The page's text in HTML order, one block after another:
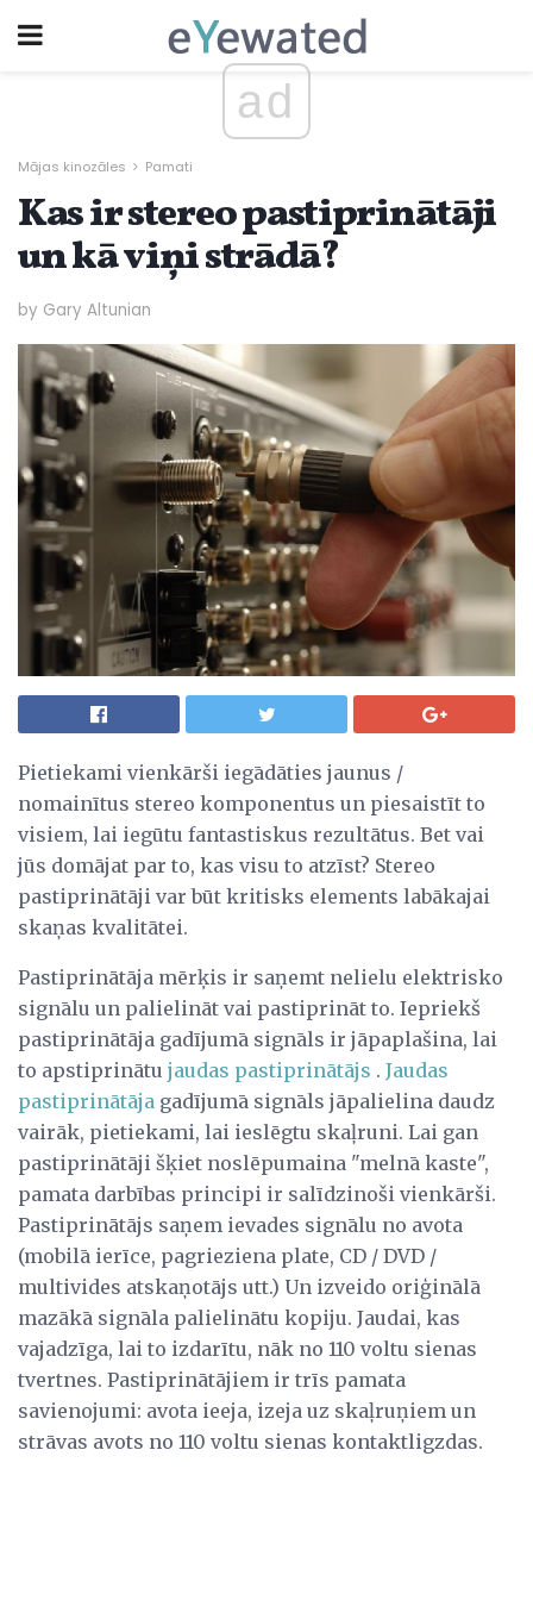
ad
Mājas kinozāles Pamati
Kas ir stereo pastiprinātāji
un kā viņi strādā?
by Gary Altunian
Pietiekami vienkārši iegādāties jaunus /
nomainītus stereo komponentus un piesaistīt to
visiem, lai iegūtu fantastiskus rezultātus. Bet vai
jūs domājat par to, kas visu to atzīst? Stereo
pastiprinātāji var būt kritisks elements labākajai
skaņas kvalitātei.
Pastiprinātāja mērķis ir saņemt nelielu elektrisko
signālu un palielināt vai pastiprināt to. Iepriekš
pastiprinātāja gadījumā signāls ir jāpaplašina, lai
to apstiprinātu jaudas pastiprinātājs . Jaudas
pastiprinātāja gadījumā signāls jāpalielina daudz
vairāk, pietiekami, lai ieslēgtu skaļruni. Lai gan
pastiprinātāji šķiet noslēpumaina "melnā kaste",
pamata darbības principi ir salīdzinoši vienkārši.
Pastiprinātājs saņem ievades signālu no avota
(mobilā ierīce, pagrieziena plate, CD / DVD /
multivides atskaņotājs utt.) Un izveido oriģinālā
mazākā signāla palielinātu kopiju. Jaudai, kas
vajadzīga, lai to izdarītu, nāk no 110 voltu sienas
tvertnes. Pastiprinātājiem ir trīs pamata
savienojumi: avota ieeja, izeja uz skaļruņiem un
strāvas avots no 110 voltu sienas kontaktligzdas.